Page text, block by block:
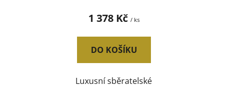
1 378 Kč / ks
DO KOŠÍKU
Luxusní sběratelské